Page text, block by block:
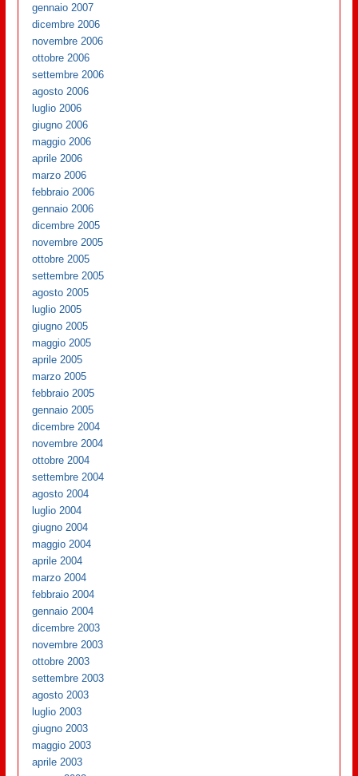
gennaio 2007
dicembre 2006
novembre 2006
ottobre 2006
settembre 2006
agosto 2006
luglio 2006
giugno 2006
maggio 2006
aprile 2006
marzo 2006
febbraio 2006
gennaio 2006
dicembre 2005
novembre 2005
ottobre 2005
settembre 2005
agosto 2005
luglio 2005
giugno 2005
maggio 2005
aprile 2005
marzo 2005
febbraio 2005
gennaio 2005
dicembre 2004
novembre 2004
ottobre 2004
settembre 2004
agosto 2004
luglio 2004
giugno 2004
maggio 2004
aprile 2004
marzo 2004
febbraio 2004
gennaio 2004
dicembre 2003
novembre 2003
ottobre 2003
settembre 2003
agosto 2003
luglio 2003
giugno 2003
maggio 2003
aprile 2003